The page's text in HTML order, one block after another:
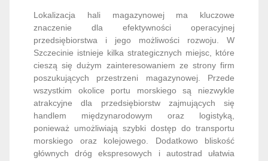
Lokalizacja hali magazynowej ma kluczowe
znaczenie dla efektywności operacyjnej
przedsiębiorstwa i jego możliwości rozwoju. W
Szczecinie istnieje kilka strategicznych miejsc, które
cieszą się dużym zainteresowaniem ze strony firm
poszukujących przestrzeni magazynowej. Przede
wszystkim okolice portu morskiego są niezwykle
atrakcyjne dla przedsiębiorstw zajmujących się
handlem międzynarodowym oraz logistyką,
ponieważ umożliwiają szybki dostęp do transportu
morskiego oraz kolejowego. Dodatkowo bliskość
głównych dróg ekspresowych i autostrad ułatwia